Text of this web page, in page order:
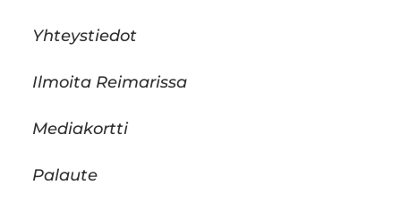
Yhteystiedot
Ilmoita Reimarissa
Mediakortti
Palaute